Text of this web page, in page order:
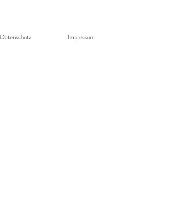
Datenschutz​ Impressum